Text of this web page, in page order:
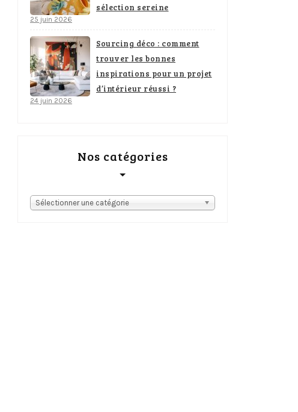
sélection sereine
25 juin 2026
Sourcing déco : comment
trouver les bonnes
inspirations pour un projet
d’intérieur réussi ?
24 juin 2026
Nos catégories
Sélectionner une catégorie